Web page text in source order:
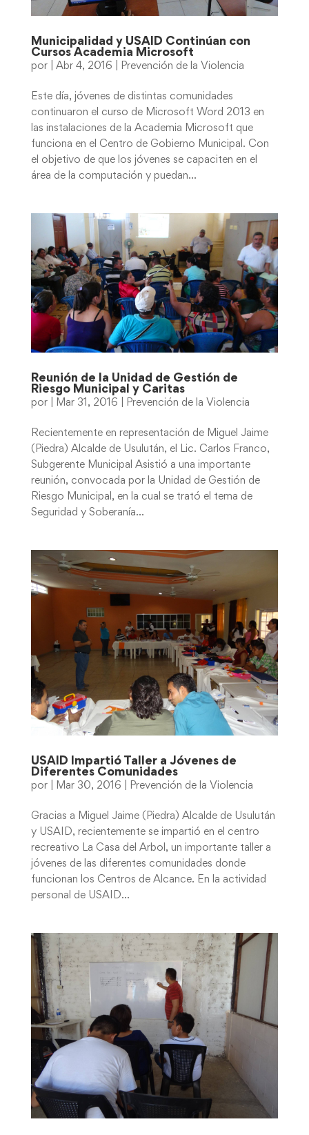
Municipalidad y USAID Continúan con
Cursos Academia Microsoft
por Abr 4, 2016 Prevención de la Violencia
Este día, jóvenes de distintas comunidades
continuaron el curso de Microsoft Word 2013 en
las instalaciones de la Academia Microsoft que
funciona en el Centro de Gobierno Municipal. Con
el objetivo de que los jóvenes se capaciten en el
área de la computación y puedan...
Reunión de la Unidad de Gestión de
Riesgo Municipal y Caritas
por Mar 31, 2016 Prevención de la Violencia
Recientemente en representación de Miguel Jaime
(Piedra) Alcalde de Usulután, el Lic. Carlos Franco,
Subgerente Municipal Asistió a una importante
reunión, convocada por la Unidad de Gestión de
Riesgo Municipal, en la cual se trató el tema de
Seguridad y Soberanía...
USAID Impartió Taller a Jóvenes de
Diferentes Comunidades
por Mar 30, 2016 Prevención de la Violencia
Gracias a Miguel Jaime (Piedra) Alcalde de Usulután
y USAID, recientemente se impartió en el centro
recreativo La Casa del Arbol, un importante taller a
jóvenes de las diferentes comunidades donde
funcionan los Centros de Alcance. En la actividad
personal de USAID...